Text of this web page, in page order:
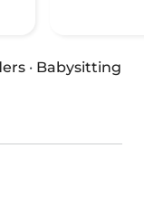
· Babysitting